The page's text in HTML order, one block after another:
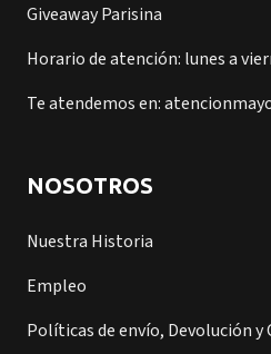
Giveaway Parisina
Horario de atención: lunes a
Te atendemos en:
NOSOTROS
Nuestra Historia
Empleo
Políticas de envío, Devolución y